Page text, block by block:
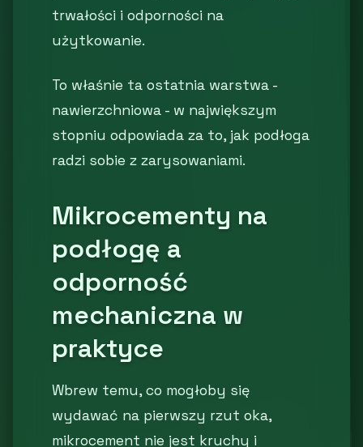
trwałości i odporności na
użytkowanie.
To właśnie ta ostatnia warstwa -
nawierzchniowa - w największym
stopniu odpowiada za to, jak podłoga
radzi sobie z zarysowaniami.
Mikrocementy na
podłogę a
odporność
mechaniczna w
praktyce
Wbrew temu, co mogłoby się
wydawać na pierwszy rzut oka,
mikrocement nie jest kruchy i